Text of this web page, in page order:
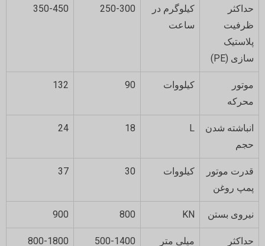
حداکثر
ظرفیت
پلاستیک
سازی (PE)
کیلوگرم در
ساعت
250-300
350-450
موتور
محرکه
کیلووات 90
132
انباشته شدن
حجم
L
18
24
قدرت موتور
پمپ روغن
کیلووات 30
37
نیروی بستن KN
800
900
حداکثر
میلی متر 500-1400
800-1800